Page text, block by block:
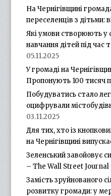
На Чернігівщині
переселенців з дітьми:
Які умови створюють у
навчання дітей під час
05.11.2025
У громаді на
Пропонують 100 тисяч
Побудуватись стало
оцифрували
03.11.2025
Для тих, хто із
на Чернігівщині
Зеленський завойовує
– The Wall Street Journal
Замість зруйнованого
розвитку громади: у